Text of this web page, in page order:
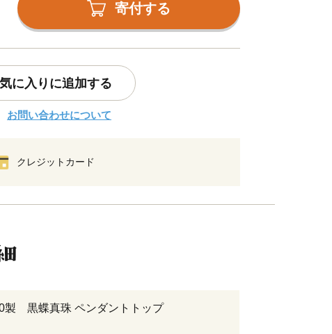
寄付する
に入りに追加する
お問い合わせについて
クレジットカード
製 黒蝶真珠 ペンダントトップ